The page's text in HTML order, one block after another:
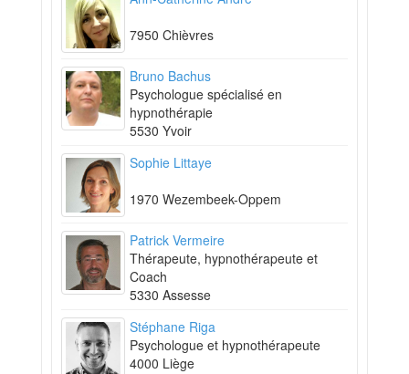
7950 Chièvres
Bruno Bachus
Psychologue spécialisé en
hypnothérapie
5530 Yvoir
Sophie Littaye
1970 Wezembeek-Oppem
Patrick Vermeire
Thérapeute, hypnothérapeute et
Coach
5330 Assesse
Stéphane Riga
Psychologue et hypnothérapeute
4000 Liège